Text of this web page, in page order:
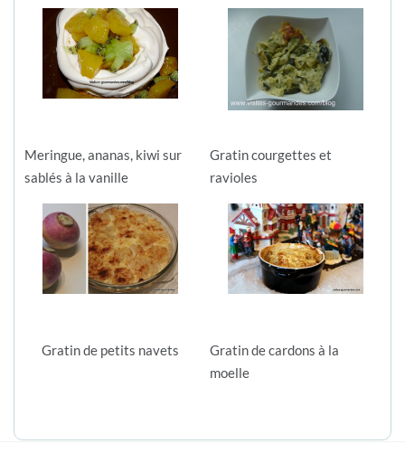
Meringue, ananas, kiwi sur
sablés à la vanille
Gratin courgettes et
ravioles
Gratin de petits navets
Gratin de cardons à la
moelle